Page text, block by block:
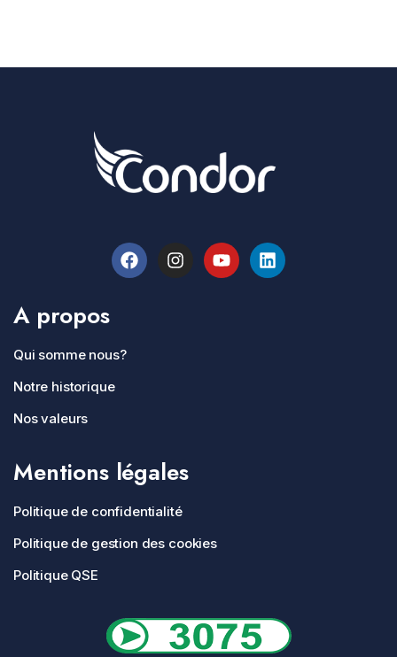
A propos
Qui somme nous?
Notre historique
Nos valeurs
Mentions légales
Politique de confidentialité
Politique de gestion des cookies
Politique QSE